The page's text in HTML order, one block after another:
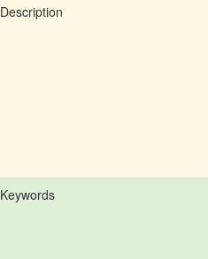
Description
Keywords